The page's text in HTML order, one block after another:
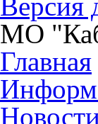
МО
Главная